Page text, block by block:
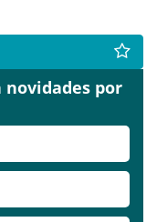
por